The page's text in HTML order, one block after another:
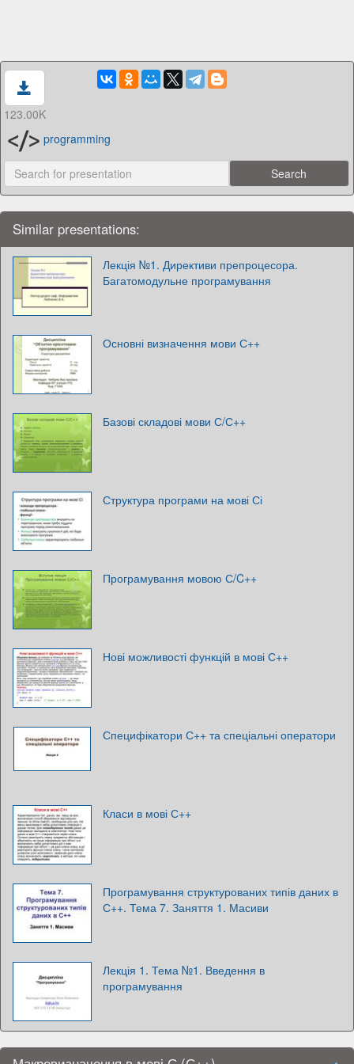
123.00K
programming
Similar presentations:
Лекція №1. Директиви препроцесора.
Багатомодульне програмування
Основні визначення мови С++
Базові складові мови С/С++
Структура програми на мові Сі
Програмування мовою С/C++
Нові можливості функцій в мові С++
Специфікатори С++ та спеціальні оператори
Класи в мові С++
Програмування структурованих типів даних в
С++. Тема 7. Заняття 1. Масиви
Лекція 1. Тема №1. Введення в
програмування